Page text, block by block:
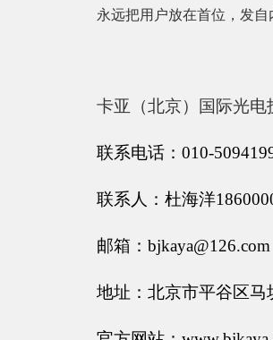
永远把用户放在首位，发自
卡亚（北京）国际光电
联系电话：010-
联系人：杜海洋
邮箱：bjkaya@126.com
地址：北京市平谷区马